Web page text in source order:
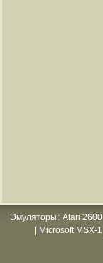
Эмуляторы : Atari 2600
Microsoft MSX-1